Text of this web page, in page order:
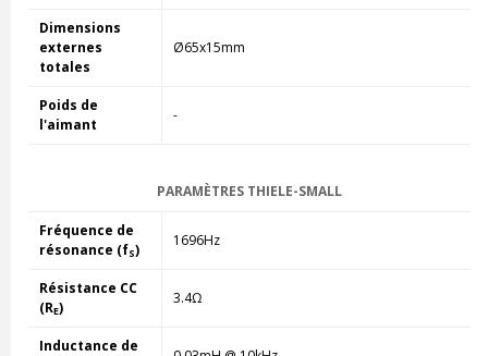
Dimensions
externes
totales
Ø65x15mm
Poids de
l'aimant
-
PARAMÈTRES THIELE-SMALL
Fréquence de
résonance (fS)
1696Hz
Résistance CC
(RE)
3.4Ω
Inductance de